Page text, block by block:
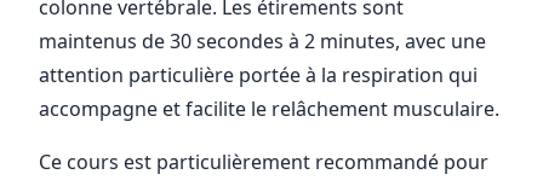
colonne vertébrale. Les étirements sont
maintenus de 30 secondes à 2 minutes, avec une
attention particulière portée à la respiration qui
accompagne et facilite le relâchement musculaire.
Ce cours est particulièrement recommandé pour